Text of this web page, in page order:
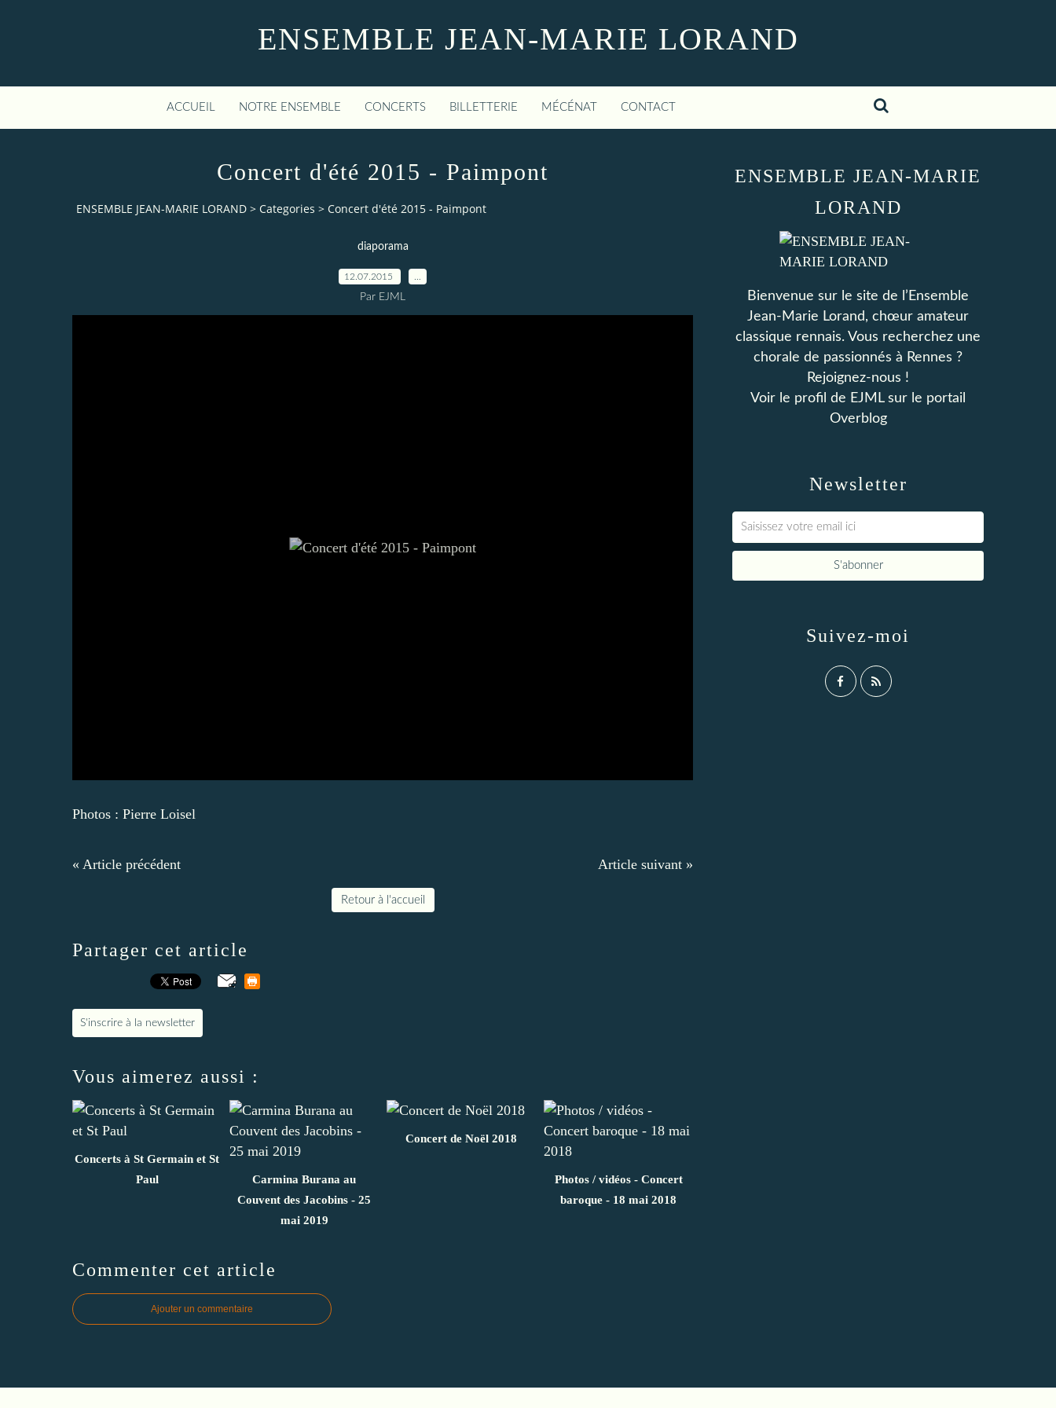
ENSEMBLE JEAN-MARIE LORAND
ACCUEIL NOTRE ENSEMBLE CONCERTS BILLETTERIE MÉCÉNAT CONTACT
Concert d'été 2015 - Paimpont
ENSEMBLE JEAN-MARIE LORAND > Categories > Concert d'été 2015 - Paimpont
diaporama
12.07.2015
Par EJML
Photos : Pierre Loisel
« Article précédent Article suivant »
Retour à l'accueil
Partager cet article
S'inscrire à la newsletter
Vous aimerez aussi :
Concerts à St Germain et St
Paul
Carmina Burana au
Couvent des Jacobins - 25
mai 2019
Concert de Noël 2018
Photos / vidéos - Concert
baroque - 18 mai 2018
Commenter cet article
Ajouter un commentaire
Newsletter
ENSEMBLE JEAN-MARIE
LORAND
Bienvenue sur le site de l’Ensemble
Jean-Marie Lorand, chœur amateur
classique rennais. Vous recherchez une
chorale de passionnés à Rennes ?
Rejoignez-nous !
Voir le profil de EJMLsur le portail
Overblog
Suivez-moi